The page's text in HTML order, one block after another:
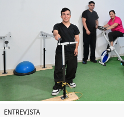
ENTREVISTA